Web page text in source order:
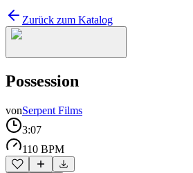
Zurück zum Katalog
Possession
vonSerpent Films
3:07
110 BPM